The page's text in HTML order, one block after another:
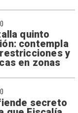
quinto
contempla
y
en zonas
secreto